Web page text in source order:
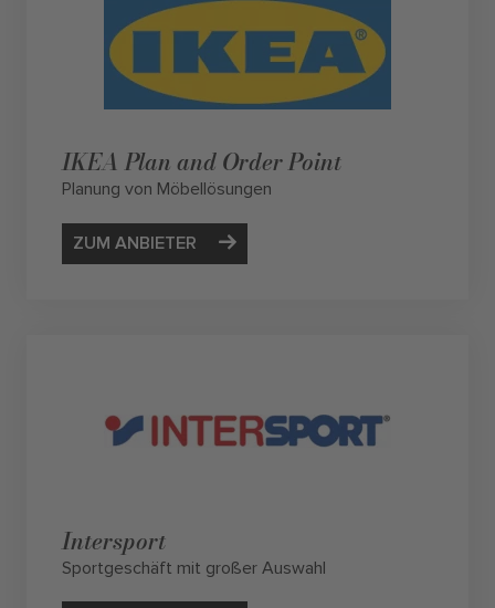
IKEA Plan and Order Point
Planung von Möbellösungen
ZUM ANBIETER
Intersport
Sportgeschäft mit großer Auswahl